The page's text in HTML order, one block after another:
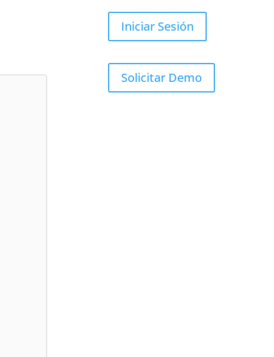
Iniciar Sesión
Solicitar Demo